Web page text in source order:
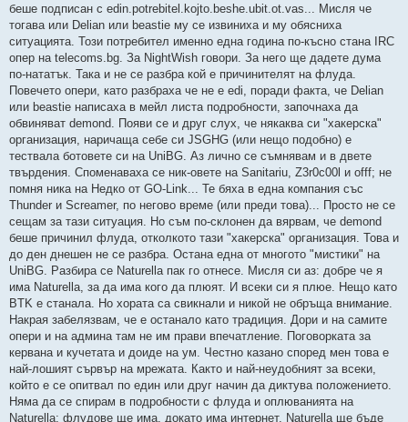
беше подписан с edin.potrebitel.kojto.beshe.ubit.ot.vas... Мисля че
тогава или Delian или beastie му се извиниха и му обясниха
ситуацията. Този потребител именно една година по-късно стана IRC
опер на telecoms.bg. За NightWish говори. За него ще дадете дума
по-нататък. Така и не се разбра кой е причинителят на флуда.
Повечето опери, като разбраха че не е edi, поради факта, че Delian
или beastie написаха в мейл листа подробности, започнаха да
обвиняват demond. Появи се и друг слух, че някаква си "хакерска"
организация, наричаща себе си JSGHG (или нещо подобно) е
тествала ботовете си на UniBG. Аз лично се съмнявам и в двете
твърдения. Споменаваха се ник-овете на Sanitariu, Z3r0c00l и offf; не
помня ника на Недко от GO-Link... Те бяха в една компания със
Thunder и Screamer, по негово време (или преди това)... Просто не се
сещам за тази ситуация. Но съм по-склонен да вярвам, че demond
беше причинил флуда, отколкото тази "хакерска" организация. Това и
до ден днешен не се разбра. Остана една от многото "мистики" на
UniBG. Разбира се Naturella пак го отнесе. Мисля си аз: добре че я
има Naturella, за да има кого да плюят. И всеки си я плюе. Нещо като
BTK е станала. Но хората са свикнали и никой не обръща внимание.
Накрая забелязвам, че е останало като традиция. Дори и на самите
опери и на админа там не им прави впечатление. Поговорката за
кервана и кучетата и доиде на ум. Честно казано според мен това е
най-лошият сървър на мрежата. Както и най-неудобният за всеки,
който е се опитвал по един или друг начин да диктува положението.
Няма да се спирам в подробности с флуда и оплюванията на
Naturella; флудове ще има, докато има интернет, Naturella ще бъде